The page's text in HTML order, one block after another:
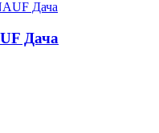
Дача